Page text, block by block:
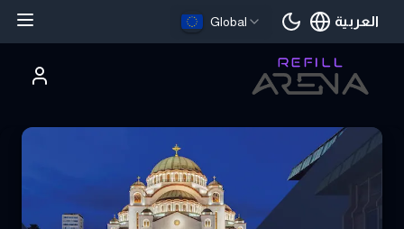
Global العربية
اللغة الحالية